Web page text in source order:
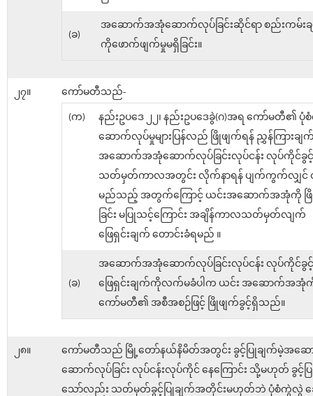
(ခ)
အဆောက်အအုံဆောက်လုပ်ခြင်းဆိုင်ရာ စည်းကမ်းချ
ကိုဖောက်ဖျက်မှုမရှိခြင်း။
၂၇။ ကော်မတီသည်-
(က)
နည်းဥပဒေ ၂၂၊ နည်းဥပဒေခွဲ(ဂ)အရ ကော်မတီ၏
ဆောက်လုပ်မှုများပြန်လည် ဖြိုဖျက်ရန် ညွှန်ကြားခ
အဆောက်အအုံဆောက်လုပ်ခြင်းလုပ်ငန်း လုပ်ကိုင်
သတ်မှတ်ကာလအတွင်း လိုက်နာရန် ပျက်ကွက်လျှင်
မည်သည့် အတွက်ကြောင့် ယင်းအဆောက်အအုံကို ဖြို
ခြင်း မပြုသင့်ကြောင်း အချိန်ကာလသတ်မှတ်လျက်
ဖြေရှင်းချက် တောင်းခံရမည် ။
(ခ)
အဆောက်အအုံဆောက်လုပ်ခြင်းလုပ်ငန်း လုပ်ကိုင်
ဖြေရှင်းချက်ကိုလက်မခံပါက ယင်း အဆောက်အအုံ
ကော်မတီ၏ အစီအစဉ်ဖြင့် ဖြိုဖျက်ခွင့်ရှိသည်။
၂၈။
ကော်မတီသည် မြို့တော်နယ်နိမိတ်အတွင်း ခွင့်ပြုချက်မဲ့အဆ
ဆောက်လုပ်ခြင်း လုပ်ငန်းလုပ်ကိုင် နေကြောင်း သို့မဟုတ် ခွင့်ပ
သော်လည်း သတ်မှတ်ခွင့်ပြုချက်အတိုင်းမဟုတ်ဘဲ ပုံစံကွဲလွဲ